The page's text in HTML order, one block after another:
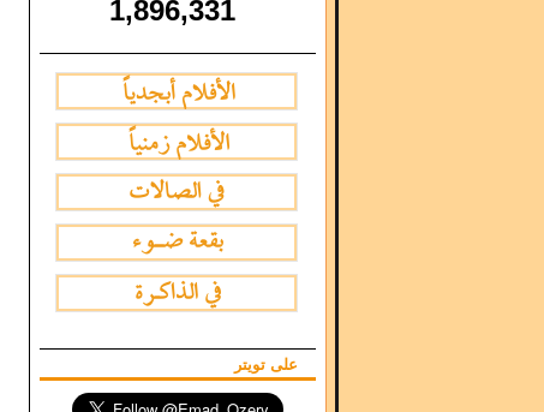
1,896,331
على تويتر